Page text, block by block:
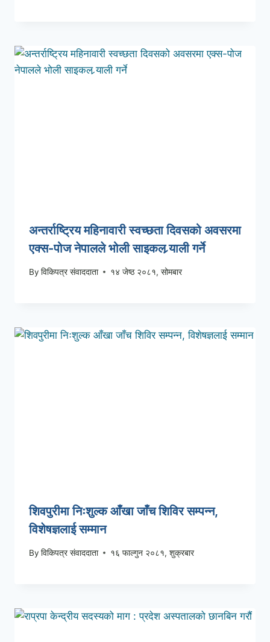
अन्तर्राष्ट्रिय महिनावारी स्वच्छता दिवसको अवसरमा
एक्स-पोज नेपालले भोली साइकल र्‍याली गर्ने
By विकिपत्र संवाददाता १४ जेष्ठ २०८१, सोमबार
शिवपुरीमा निःशुल्क आँखा जाँच शिविर सम्पन्न,
विशेषज्ञलाई सम्मान
By विकिपत्र संवाददाता १६ फाल्गुन २०८१, शुक्रबार